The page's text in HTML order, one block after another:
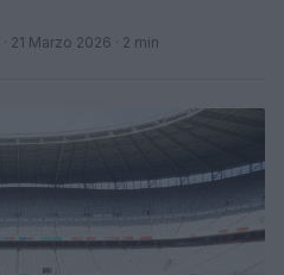
· 21 Marzo 2026 · 2 min